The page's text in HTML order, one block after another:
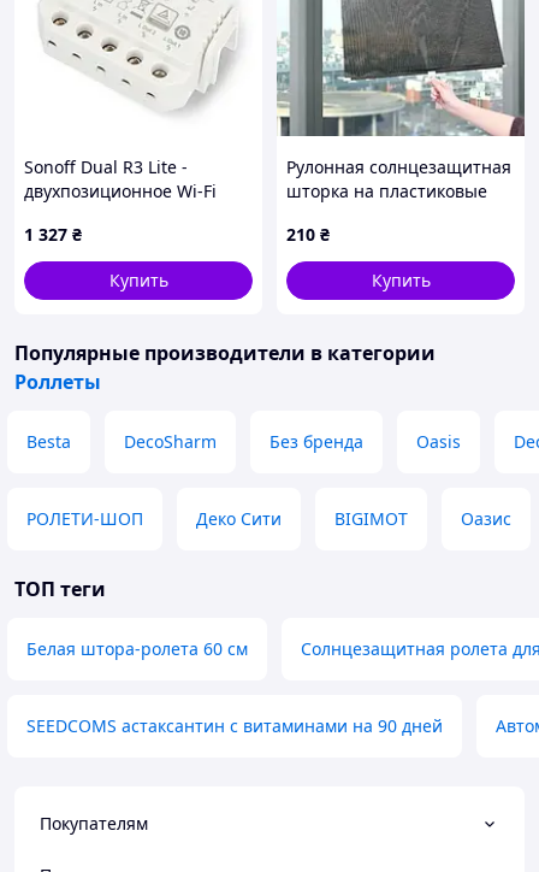
Sonoff Dual R3 Lite -
двухпозиционное Wi-Fi
рулонных штор
1 327 ₴
Купить
Рулонная солнцезащитная
шторка на пластиковые
210 ₴
Купить
Популярные производители в категории
Роллеты
Besta DecoSharm Без бренда Oasis
РОЛЕТИ-ШОП Деко Сити BIGIMOT Оазис
ТОП теги
Белая штора-ролета 60 см Солнцезащитная ролета
SEEDCOMS астаксантин с витаминами на 90 дней
Покупателям